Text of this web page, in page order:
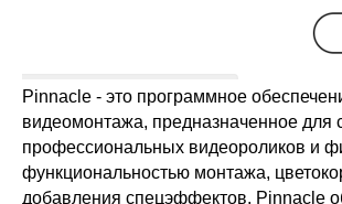
Pinnacle - это программное
видеомонтажа, предназначенное для
профессиональных видеороликов и
функциональностью монтажа,
добавления спецэффектов, Pinnacle